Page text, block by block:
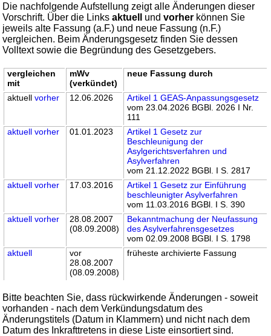
Die nachfolgende Aufstellung zeigt alle Änderungen dieser
Vorschrift. Über die Linksaktuell undvorher können Sie
jeweils alte Fassung (a.F.) und neue Fassung (n.F.)
vergleichen. Beim Änderungsgesetz finden Sie dessen
Volltext sowie die Begründung des Gesetzgebers.
vergleichen
mit
mWv
(verkündet)
neue Fassung durch
aktuellvorher 12.06.2026
Artikel 1 GEAS-Anpassungsgesetz
vom 23.04.2026 BGBl. 2026 I Nr.
111
aktuell vorher 01.01.2023
Artikel 1 Gesetz zur
Beschleunigung der
Asylgerichtsverfahren und
Asylverfahren
vom 21.12.2022 BGBl. I S. 2817
aktuell vorher 17.03.2016
Artikel 1 Gesetz zur Einführung
beschleunigter Asylverfahren
vom 11.03.2016 BGBl. I S. 390
aktuell vorher
28.08.2007
(08.09.2008)
Bekanntmachung der Neufassung
des Asylverfahrensgesetzes
vom 02.09.2008 BGBl. I S. 1798
aktuell
vor
28.08.2007
(08.09.2008)
früheste archivierte Fassung
Bitte beachten Sie, dass rückwirkende Änderungen - soweit
vorhanden - nach dem Verkündungsdatum des
Änderungstitels (Datum in Klammern) und nicht nach dem
Datum des Inkrafttretens in diese Liste einsortiert sind.